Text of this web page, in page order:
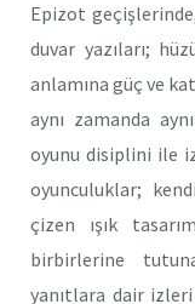
Epizot
duvar yazıları;
anlamına güç ve
aynı zamanda
oyunu disiplini ile
oyunculuklar;
çizen ışık
birbirlerine
yanıtlara dair